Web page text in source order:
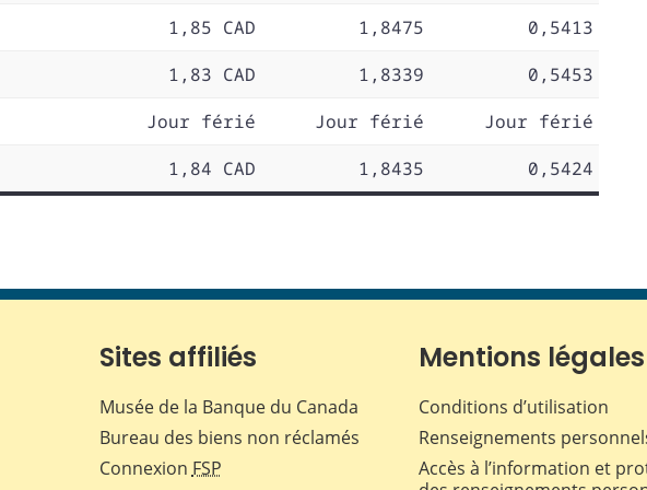
1,85 CAD 1,8475
0,5413
1,83 CAD 1,8339
0,5453
Jour férié Jour férié
Jour férié
1,84 CAD 1,8435 0,5424
Sites affiliés
Musée de la Banque du Canada
Bureau des biens non réclamés
Connexion FSP
Mentions légales
Conditions d’utilisation
Renseignements
Accès à l’information et